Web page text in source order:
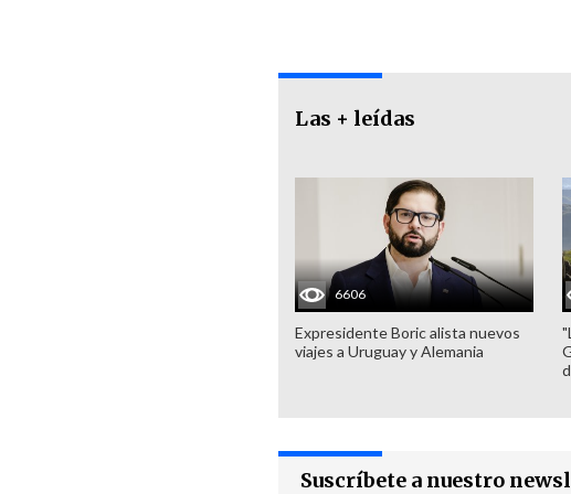
Las + leídas
6606
Expresidente Boric alista nuevos
viajes a Uruguay y Alemania
Suscríbete a nuestro